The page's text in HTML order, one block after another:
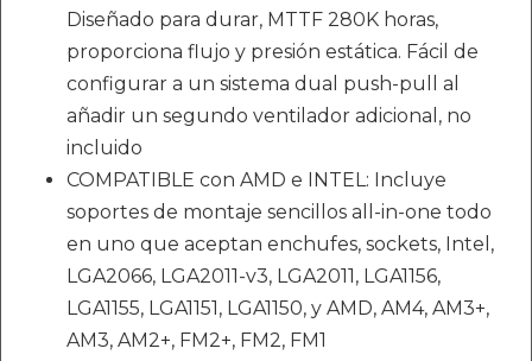
Diseñado para durar, MTTF 280K horas,
proporciona flujo y presión estática. Fácil de
configurar a un sistema dual push-pull al
añadir un segundo ventilador adicional, no
incluido
COMPATIBLE con AMD e INTEL: Incluye
soportes de montaje sencillos all-in-one todo
en uno que aceptan enchufes, sockets, Intel,
LGA2066, LGA2011-v3, LGA2011, LGA1156,
LGA1155, LGA1151, LGA1150, y AMD, AM4, AM3+,
AM3, AM2+, FM2+, FM2, FM1